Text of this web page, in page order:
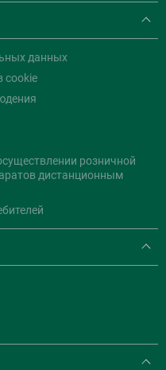
данных
cookie
розничной
дистанционным